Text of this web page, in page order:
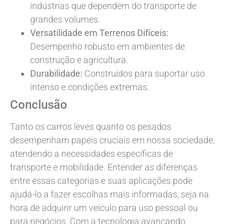
indústrias que dependem do transporte de
grandes volumes.
Versatilidade em Terrenos Difíceis:
Desempenho robusto em ambientes de
construção e agricultura.
Durabilidade: Construídos para suportar uso
intenso e condições extremas.
Conclusão
Tanto os carros leves quanto os pesados
desempenham papéis cruciais em nossa sociedade,
atendendo a necessidades específicas de
transporte e mobilidade. Entender as diferenças
entre essas categorias e suas aplicações pode
ajudá-lo a fazer escolhas mais informadas, seja na
hora de adquirir um veículo para uso pessoal ou
para negócios. Com a tecnologia avançando